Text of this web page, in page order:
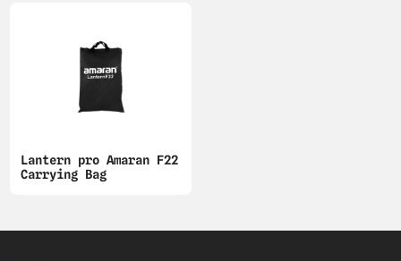
Lantern pro Amaran F22
Carrying Bag